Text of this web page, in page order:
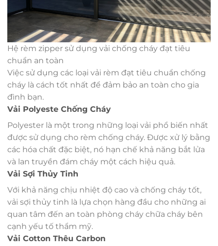
Hệ rèm zipper sử dụng vải chống cháy đạt tiêu
chuẩn an toàn
Việc sử dụng các loại vải rèm đạt tiêu chuẩn chống
cháy là cách tốt nhất để đảm bảo an toàn cho gia
đình bạn.
Vải Polyeste Chống Cháy
Polyester là một trong những loại vải phổ biến nhất
được sử dụng cho rèm chống cháy. Được xử lý bằng
các hóa chất đặc biệt, nó hạn chế khả năng bắt lửa
và lan truyền đám cháy một cách hiệu quả.
Vải Sợi Thủy Tinh
Với khả năng chịu nhiệt độ cao và chống cháy tốt,
vải sợi thủy tinh là lựa chọn hàng đầu cho những ai
quan tâm đến an toàn phòng cháy chữa cháy bên
cạnh yếu tố thẩm mỹ.
Vải Cotton Thêu Carbon